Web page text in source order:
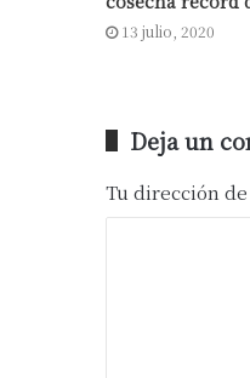
13 julio, 2020
Deja un
Tu dirección